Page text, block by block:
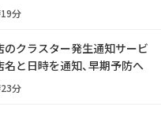
分
のクラスター発生通知サービ
と日時を通知、早期予防へ
分